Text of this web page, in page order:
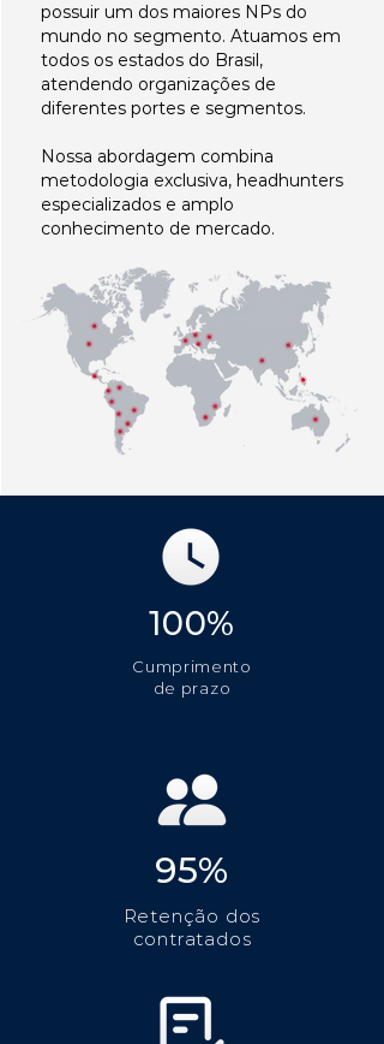
possuir um dos maiores NPs do
mundo no segmento. Atuamos em
todos os estados do Brasil,
atendendo organizações de
diferentes portes e segmentos.
Nossa abordagem combina
metodologia exclusiva, headhunters
especializados e amplo
conhecimento de mercado.
100%
Cumprimento
de prazo
95%
Retenção dos
contratados